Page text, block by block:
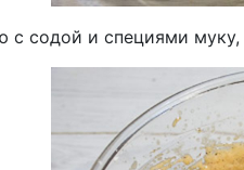
с содой и специями